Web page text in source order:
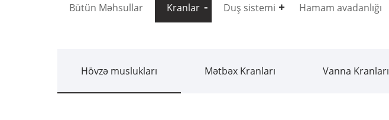
Bütün Məhsullar Kranlar Duş sistemi Hamam avadanlığı
Hövzə muslukları Mətbəx Kranları Vanna Kranları